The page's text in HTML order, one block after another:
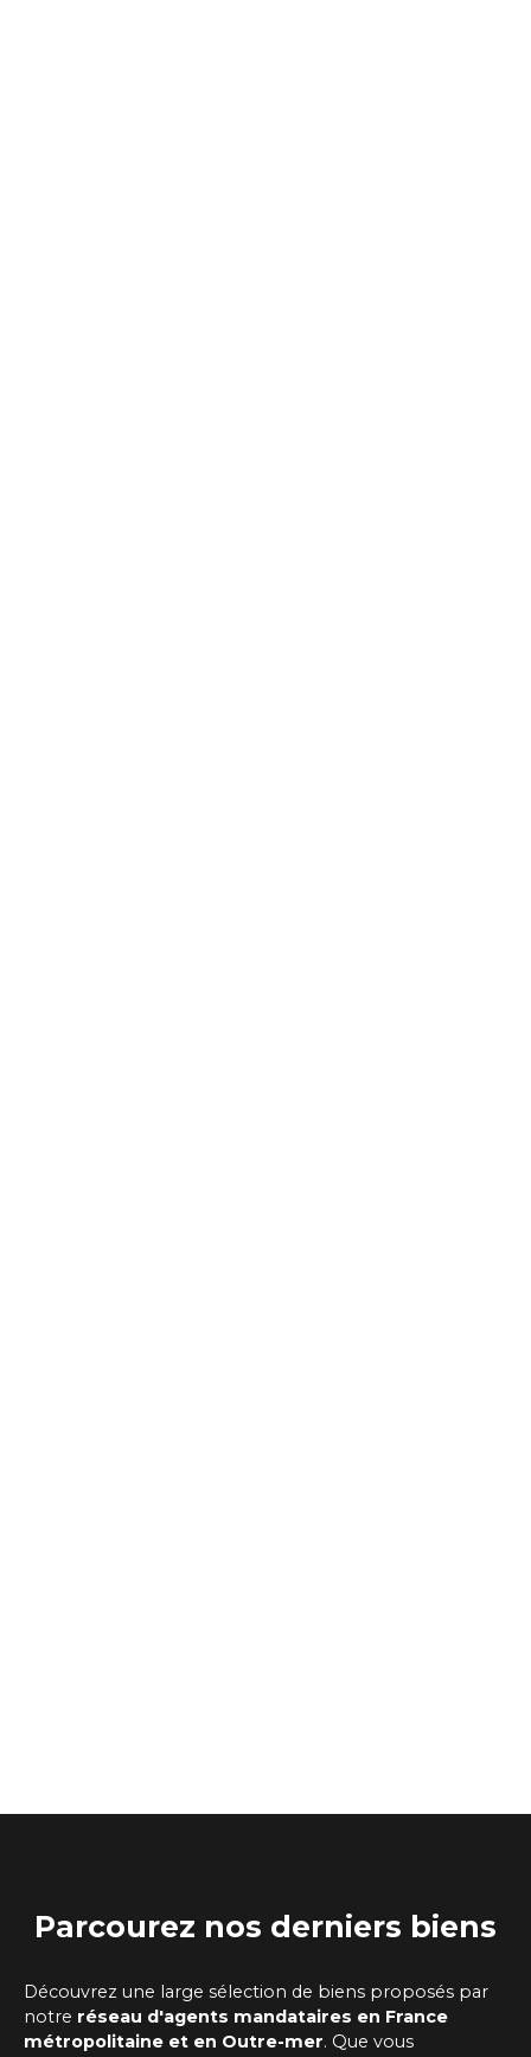
Parcourez nos derniers biens
Découvrez une large sélection de biens proposés par
notre réseau d'agents mandataires en France
métropolitaine et en Outre-mer. Que vous